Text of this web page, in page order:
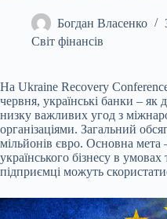
Богдан Власенко
Світ фінансів
На Ukraine Recovery
червня, українські банки – як
низку важливих угод з
організаціями. Загальний
мільйонів євро. Основна мета
українського бізнесу в
підприємці можуть